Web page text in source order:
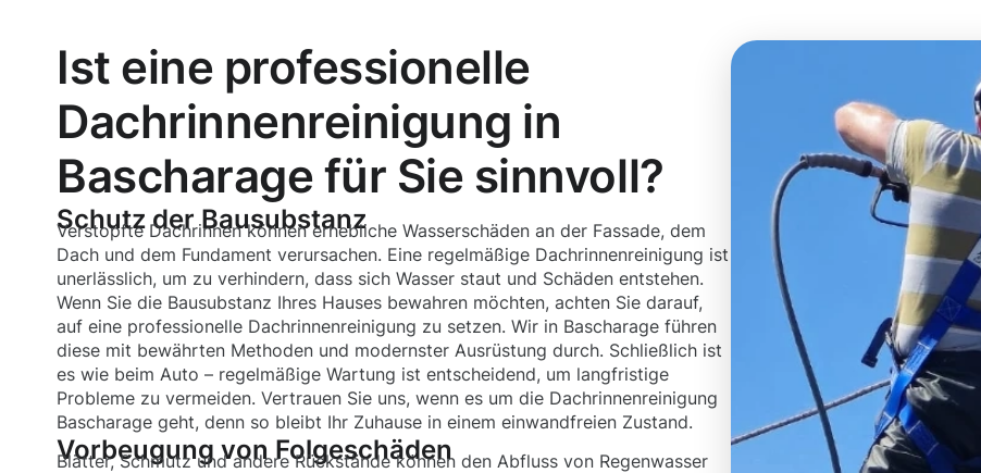
Ist eine professionelle
Dachrinnenreinigung in
Bascharage für Sie sinnvoll?
Schutz der Bausubstanz
Verstopfte Dachrinnen können erhebliche Wasserschäden an der Fassade, dem
Dach und dem Fundament verursachen. Eine regelmäßige Dachrinnenreinigung ist
unerlässlich, um zu verhindern, dass sich Wasser staut und Schäden entstehen.
Wenn Sie die Bausubstanz Ihres Hauses bewahren möchten, achten Sie darauf,
auf eine professionelle Dachrinnenreinigung zu setzen. Wir in Bascharage führen
diese mit bewährten Methoden und modernster Ausrüstung durch. Schließlich ist
es wie beim Auto – regelmäßige Wartung ist entscheidend, um langfristige
Probleme zu vermeiden. Vertrauen Sie uns, wenn es um die Dachrinnenreinigung
Bascharage geht, denn so bleibt Ihr Zuhause in einem einwandfreien Zustand.
Vorbeugung von Folgeschäden
Blätter, Schmutz und andere Rückstände können den Abfluss von Regenwasser